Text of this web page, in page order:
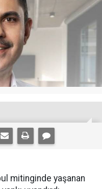
mitinginde yaşanan